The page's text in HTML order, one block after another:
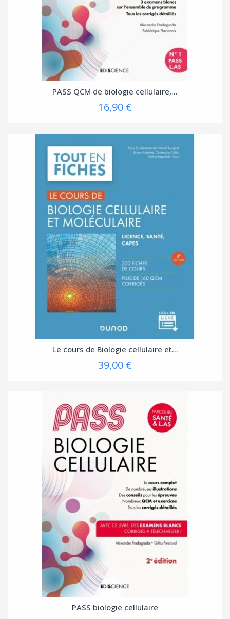
PASS QCM de biologie cellulaire,...
16,90 €
Le cours de Biologie cellulaire et...
39,00 €
PASS biologie cellulaire